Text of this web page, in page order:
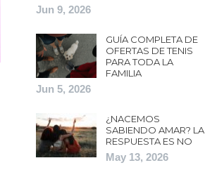
Jun 9, 2026
GUÍA COMPLETA DE
OFERTAS DE TENIS
PARA TODA LA
FAMILIA
Jun 5, 2026
¿NACEMOS
SABIENDO AMAR? LA
RESPUESTA ES NO
May 13, 2026